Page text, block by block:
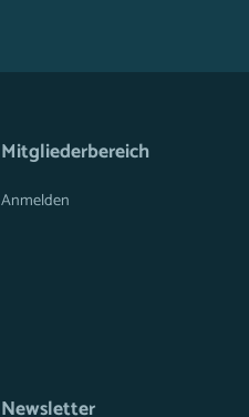
Mitgliederbereich
Anmelden
Newsletter